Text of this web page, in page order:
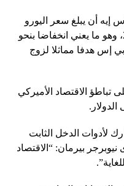
أن يبلغ سعر اليورو
1.13 دولار بحلول يونيو/حزيران 2025، وهو ما يعني انخفاضا بنحو
إس هدفا مماثلا لزوج
تباطؤ الاقتصاد الأميركي
لأدوات الدخل الثابت
نيوبرجر بيرمان: “الاقتصاد